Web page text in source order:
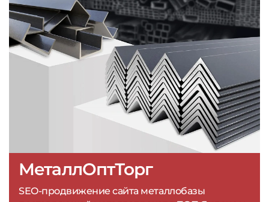
МеталлОптТорг
SEO-продвижение сайта металлобазы